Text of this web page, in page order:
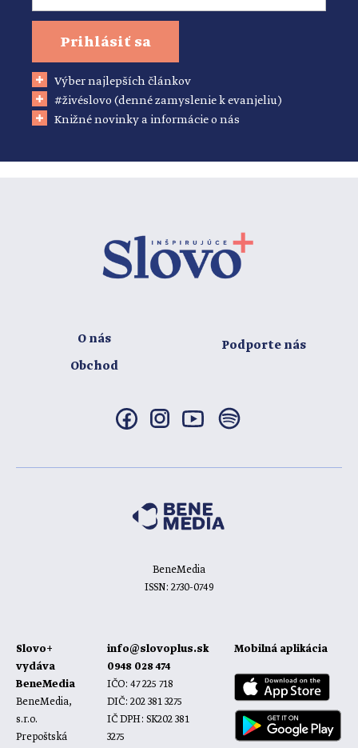
Prihlásiť sa
Výber najlepších článkov
#živéslovo (denné zamyslenie k evanjeliu)
Knižné novinky a informácie o nás
O nás
Obchod
Podporte nás
BeneMedia
ISSN: 2730-0749
Slovo+
vydáva
BeneMedia
BeneMedia,
s.r.o.
Prepoštská
info@slovoplus.sk
0948 028 474
IČO: 47 225 718
DIČ: 202 381 3275
IČ DPH: SK202 381
3275
Mobilná aplikácia